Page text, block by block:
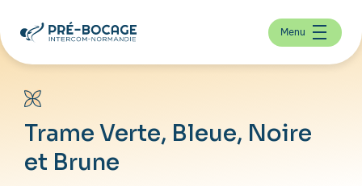
Menu
Trame Verte, Bleue, Noire
et Brune